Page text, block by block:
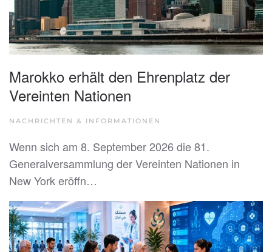
Marokko erhält den Ehrenplatz der
Vereinten Nationen
NACHRICHTEN & INFORMATIONEN
Wenn sich am 8. September 2026 die 81.
Generalversammlung der Vereinten Nationen in
New York eröffn…